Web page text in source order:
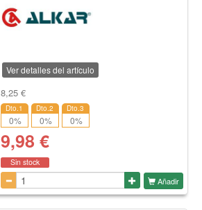
Ver detalles del artículo
8,25€
Dto.1
0%
Dto.2
0%
Dto.3
0%
9,98 €
Sin stock
Añadir